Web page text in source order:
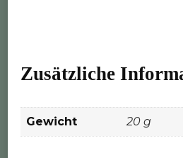
Zusätzliche
Gewicht 20 g